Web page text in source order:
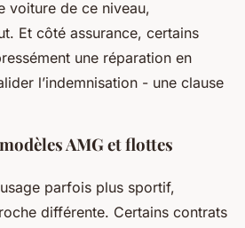
voiture de ce niveau,
Et côté assurance, certains
une réparation en
l’indemnisation - une clause
AMG et flottes
parfois plus sportif,
différente. Certains contrats